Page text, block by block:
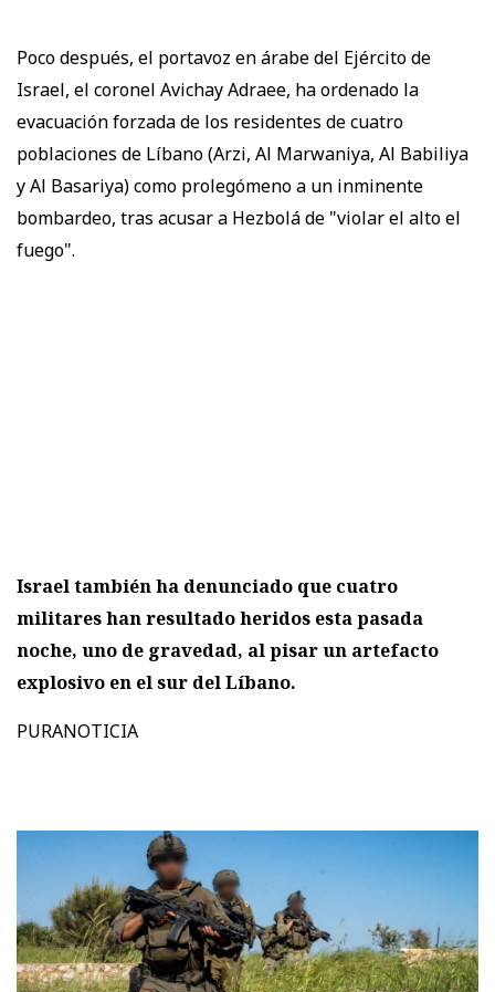
Poco después, el portavoz en árabe del Ejército de
Israel, el coronel Avichay Adraee, ha ordenado la
evacuación forzada de los residentes de cuatro
poblaciones de Líbano (Arzi, Al Marwaniya, Al Babiliya
y Al Basariya) como prolegómeno a un inminente
bombardeo, tras acusar a Hezbolá de "violar el alto el
fuego".
Israel también ha denunciado que cuatro
militares han resultado heridos esta pasada
noche, uno de gravedad, al pisar un artefacto
explosivo en el sur del Líbano.
PURANOTICIA